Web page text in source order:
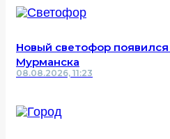
Новый светофор
Мурманска
08.08.2026, 11:23